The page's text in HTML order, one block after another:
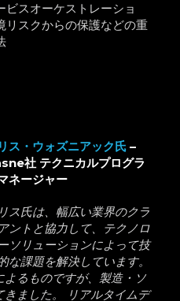
ビスオーケストレーショ
リスクからの保護などの重
ス・ウォズニアック氏 –
社 テクニカルプログラ
ネージャー
ス氏は、幅広い業界のクラ
ントと協力して、テクノロ
ソリューションによって技
な課題を解決しています。
るものですが、製造・ソ
きました。 リアルタイムデ